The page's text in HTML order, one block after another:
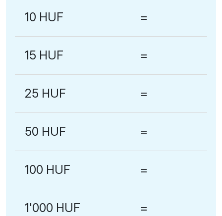
10 HUF =
15 HUF =
25 HUF =
50 HUF =
100 HUF =
1'000 HUF =